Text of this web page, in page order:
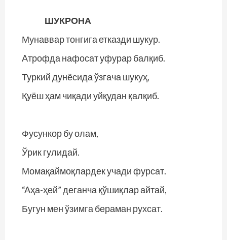
ШУКРОНА
Мунаввар тонгига етказди шукур.
Aтрофда нафосат уфурар балқиб.
Туркий дунёсида ўзгача шукуҳ,
Қуёш ҳам чиқади уйқудан қалқиб.
Фусункор бу олам,
Ўрик гулидай.
Момақаймоқлардек учади фурсат.
“Aҳа-ҳей” деганча қўшиқлар айтай,
Бугун мен ўзимга бераман рухсат.